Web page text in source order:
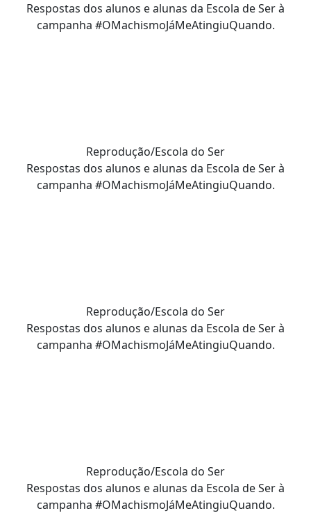
Respostas dos alunos e alunas da Escola de Ser à
campanha #OMachismoJáMeAtingiuQuando.
Reprodução/Escola do Ser
Respostas dos alunos e alunas da Escola de Ser à
campanha #OMachismoJáMeAtingiuQuando.
Reprodução/Escola do Ser
Respostas dos alunos e alunas da Escola de Ser à
campanha #OMachismoJáMeAtingiuQuando.
Reprodução/Escola do Ser
Respostas dos alunos e alunas da Escola de Ser à
campanha #OMachismoJáMeAtingiuQuando.